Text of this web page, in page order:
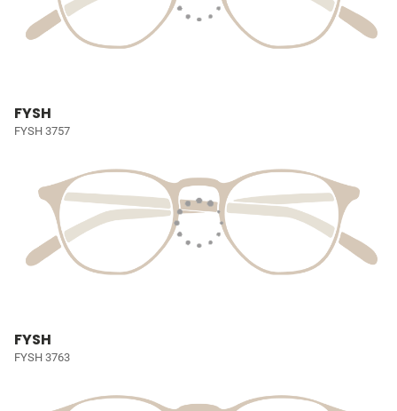
FYSH
FYSH 3757
FYSH
FYSH 3763